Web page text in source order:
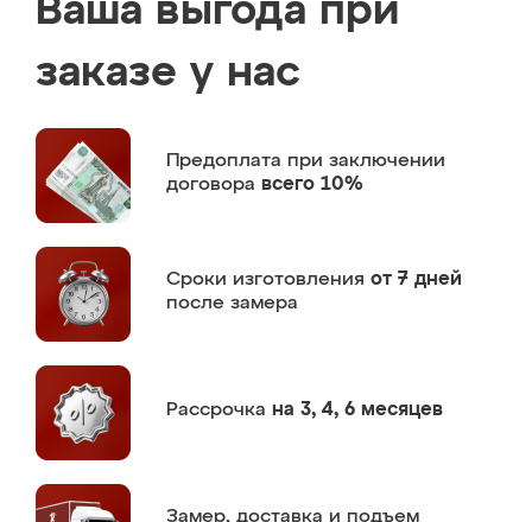
Ваша выгода при
заказе у нас
Предоплата при заключении
договора всего 10%
Сроки изготовления от 7 дней
после замера
Рассрочка на 3, 4, 6 месяцев
Замер, доставка и подъем